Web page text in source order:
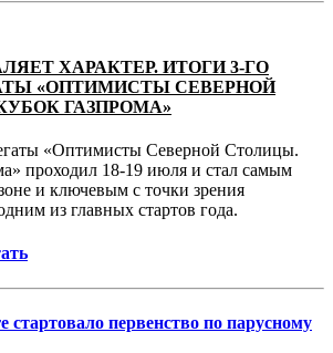
ХАРАКТЕР. ИТОГИ 3-ГО
«ОПТИМИСТЫ СЕВЕРНОЙ
ГАЗПРОМА»
«Оптимисты Северной Столицы.
проходил 18-19 июля и стал самым
и ключевым с точки зрения
из главных стартов года.
стартовало первенство по парусному